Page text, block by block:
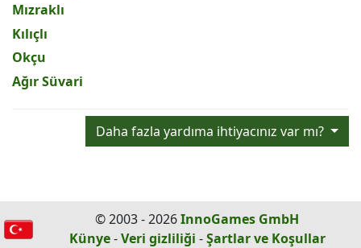
Mızraklı
Kılıçlı
Okçu
Ağır Süvari
Daha fazla yardıma ihtiyacınız var mı?
© 2003 - 2026InnoGames GmbH
Künye-Veri gizliliği -Şartlar ve Koşullar